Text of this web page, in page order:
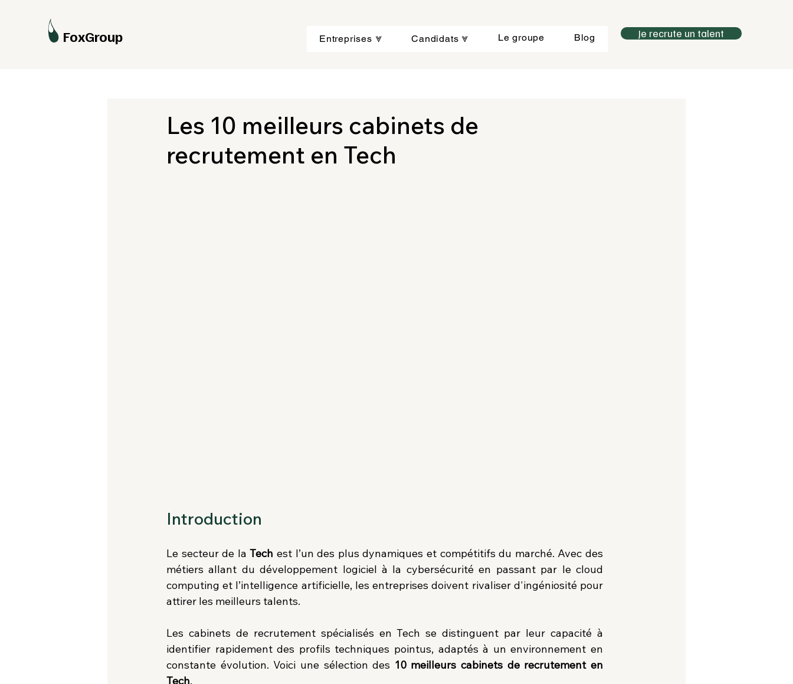
FoxGroup Entreprises ⩔ Candidats ⩔ Le groupe Blog Je recrute un talent
Les 10 meilleurs cabinets de
recrutement en Tech
Introduction
Le secteur de la Tech est l’un des plus dynamiques et compétitifs du marché. Avec des
métiers allant du développement logiciel à la cybersécurité en passant par le cloud
computing et l’intelligence artificielle, les entreprises doivent rivaliser d'ingéniosité pour
attirer les meilleurs talents.
Les cabinets de recrutement spécialisés en Tech se distinguent par leur capacité à
identifier rapidement des profils techniques pointus, adaptés à un environnement en
constante évolution. Voici une sélection des 10 meilleurs cabinets de recrutement en
Tech.